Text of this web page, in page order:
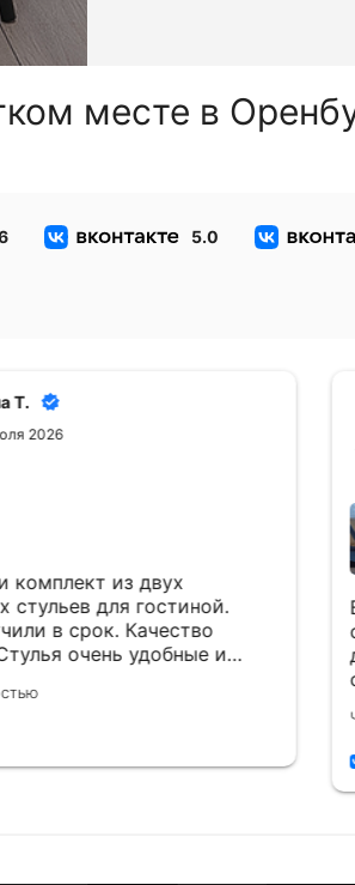
месте в
5.0
Т.
2026
комплект из двух
стульев для гостиной.
в срок. Качество
очень удобные и
ещё)